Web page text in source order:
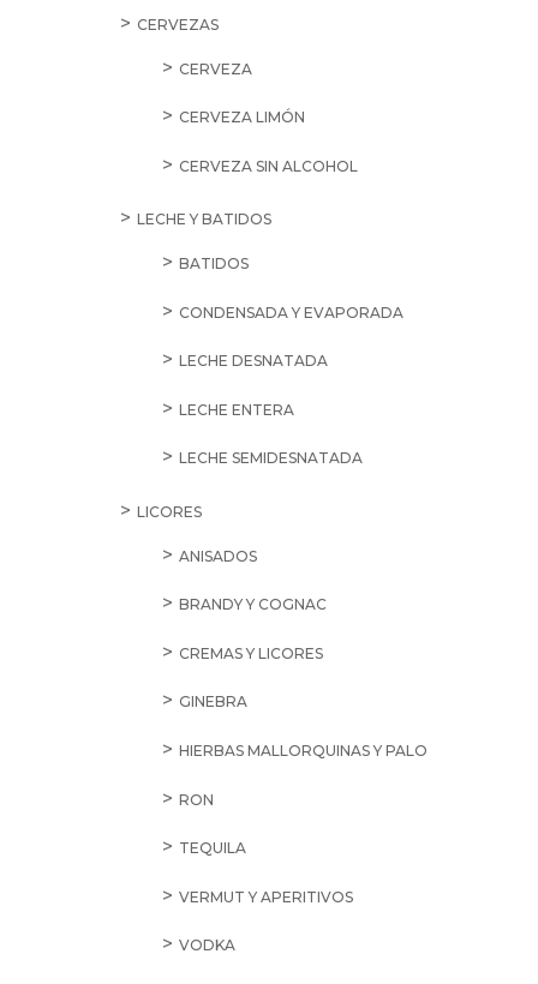
CERVEZAS
CERVEZA
CERVEZA LIMÓN
CERVEZA SIN ALCOHOL
LECHE Y BATIDOS
BATIDOS
CONDENSADA Y EVAPORADA
LECHE DESNATADA
LECHE ENTERA
LECHE SEMIDESNATADA
LICORES
ANISADOS
BRANDY Y COGNAC
CREMAS Y LICORES
GINEBRA
HIERBAS MALLORQUINAS Y PALO
RON
TEQUILA
VERMUT Y APERITIVOS
VODKA